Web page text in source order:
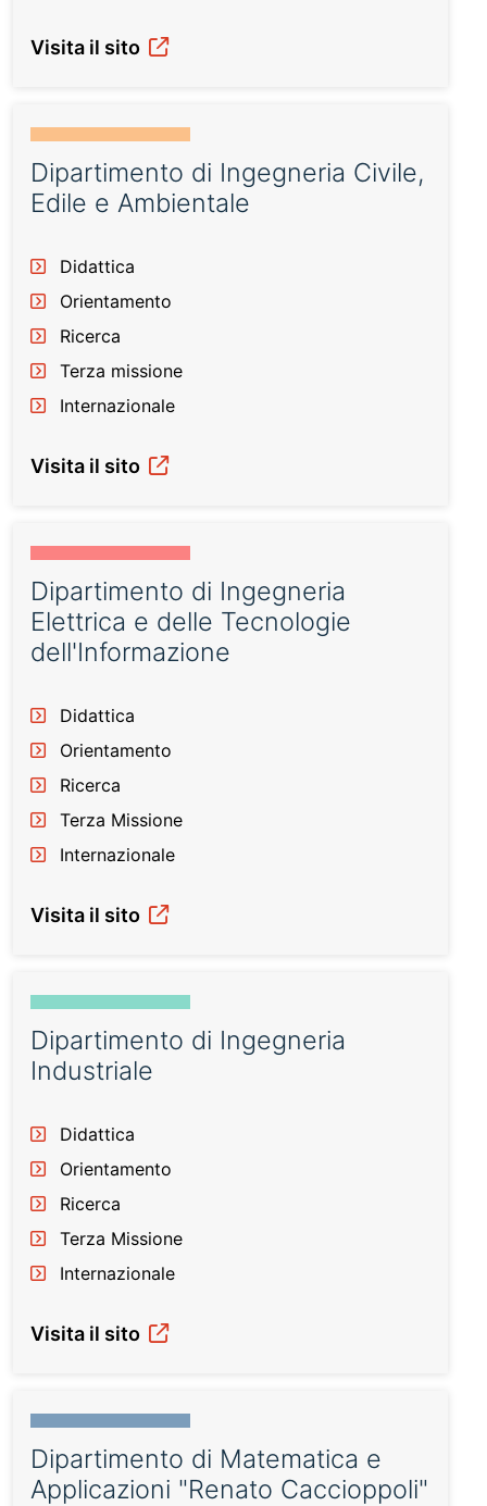
Visita il sito
Dipartimento di Ingegneria Civile,
Edile e Ambientale
Didattica
Orientamento
Ricerca
Terza missione
Internazionale
Visita il sito
Dipartimento di Ingegneria
Elettrica e delle Tecnologie
dell'Informazione
Didattica
Orientamento
Ricerca
Terza Missione
Internazionale
Visita il sito
Dipartimento di Ingegneria
Industriale
Didattica
Orientamento
Ricerca
Terza Missione
Internazionale
Visita il sito
Dipartimento di Matematica e
Applicazioni "Renato Caccioppoli"